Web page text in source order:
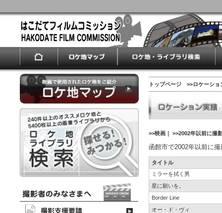
トップページ >>ロケーショ
>>映画 ｜ >>2002年以前に撮
函館市で2002年以前に
タイトル
ミラーを拭く男
星に願いを。
Border Line
オー・ド・ヴィ